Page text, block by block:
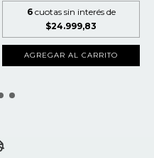
6 cuotas sin interés de
$24.999,83
AGREGAR AL CARRITO